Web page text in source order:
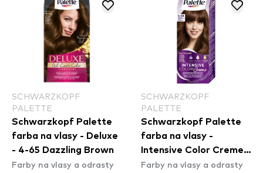
SCHWARZKOPF
PALETTE
Schwarzkopf Palette
farba na vlasy - Deluxe
- 4-65 Dazzling Brown
Farby na vlasy a odrasty
SCHWARZKOPF
PALETTE
Schwarzkopf Palette
farba na vlasy -
Intensive Color Creme -
5-68 Middle Chestnut
Farby na vlasy a odrasty